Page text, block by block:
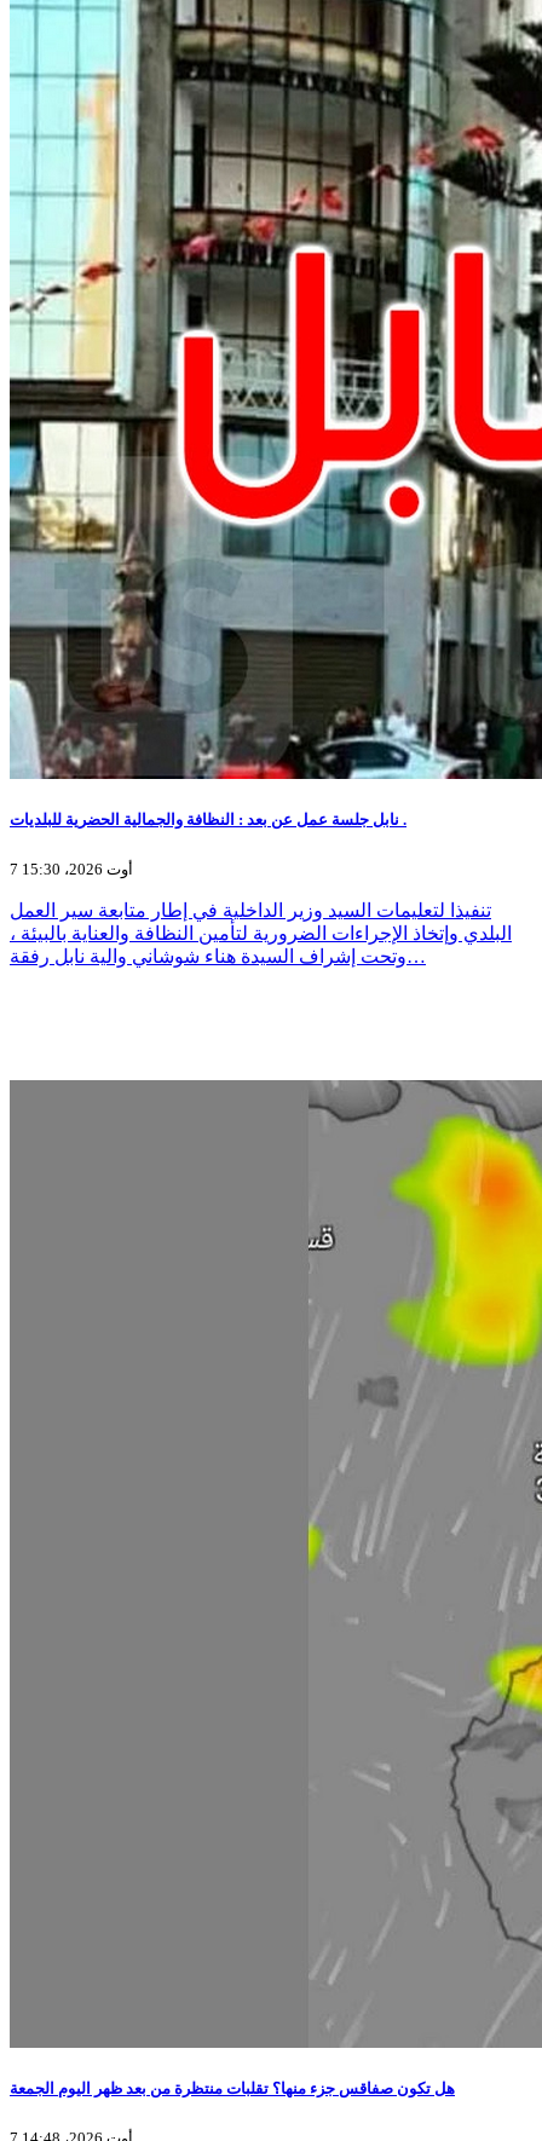
نابل جلسة عمل عن بعد : النظافة والجمالية الحضرية للبلديات .
7 أوت 2026، 15:30
تنفيذا لتعليمات السيد وزير الداخلية في إطار متابعة سير العمل
البلدي وإتخاذ الإجراءات الضرورية لتأمين النظافة والعناية بالبيئة ،
وتحت إشراف السيدة هناء شوشاني والية نابل رفقة…
هل تكون صفاقس جزء منها؟ تقلبات منتظرة من بعد ظهر اليوم الجمعة